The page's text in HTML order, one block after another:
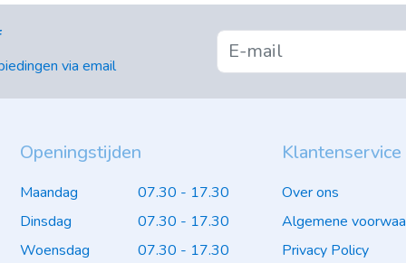
via email
Openingstijden
Maandag
07.30 - 17.30
Dinsdag
07.30 - 17.30
Woensdag
07.30 - 17.30
Klantenservice
Over ons
Algemene
Privacy Policy